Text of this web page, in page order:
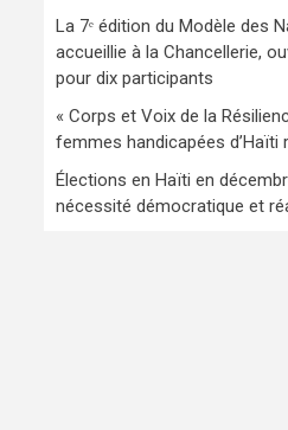
La 7ᵉ édition du Modèle des
accueillie à la Chancellerie,
pour dix participants
« Corps et Voix de la
femmes handicapées d’Haïti
Élections en Haïti en
nécessité démocratique et